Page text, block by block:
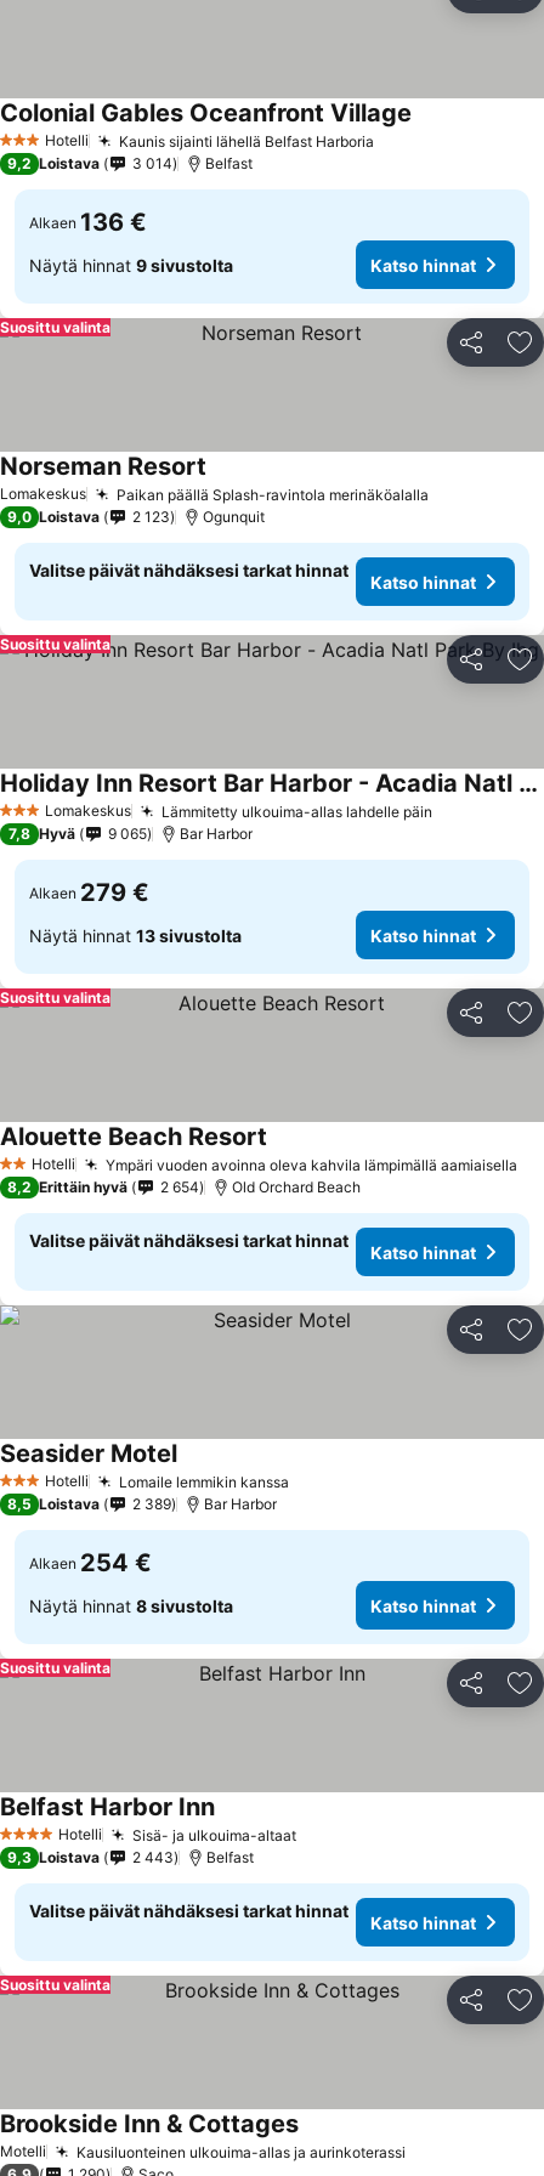
3 Tähtiluokitus
Hotelli Kaunis sijainti lähellä Belfast Harboria
Colonial Gables Oceanfront Village
9,2 Loistava 3 014 Belfast
Alkaen 136 €
Näytä hinnat 9 sivustolta Katso hinnat
Jaa
Suosittu valinta
Lomakeskus Paikan päällä Splash-ravintola merinäköalalla
Norseman Resort
9,0 Loistava 2 123 Ogunquit
Valitse päivät nähdäksesi tarkat hinnat
Katso hinnat
Jaa
Suosittu valinta
3 Tähtiluokitus
Lomakeskus Lämmitetty ulkouima-allas lahdelle päin
Holiday Inn Resort Bar Harbor - Acadia Natl Park By Ihg
7,8 Hyvä 9 065 Bar Harbor
Alkaen 279 €
Näytä hinnat 13 sivustolta Katso hinnat
Jaa
Suosittu valinta
2 Tähtiluokitus
Hotelli Ympäri vuoden avoinna oleva kahvila lämpimällä aamiaisella
Alouette Beach Resort
8,2 Erittäin hyvä 2 654 Old Orchard Beach
Valitse päivät nähdäksesi tarkat hinnat
Katso hinnat
Jaa
3 Tähtiluokitus
Hotelli Lomaile lemmikin kanssa
Seasider Motel
8,5 Loistava 2 389 Bar Harbor
Alkaen 254 €
Näytä hinnat 8 sivustolta Katso hinnat
Jaa
Suosittu valinta
4 Tähtiluokitus
Hotelli Sisä- ja ulkouima-altaat
Belfast Harbor Inn
9,3 Loistava 2 443 Belfast
Valitse päivät nähdäksesi tarkat hinnat
Katso hinnat
Jaa
Suosittu valinta
Motelli Kausiluonteinen ulkouima-allas ja aurinkoterassi
Brookside Inn & Cottages